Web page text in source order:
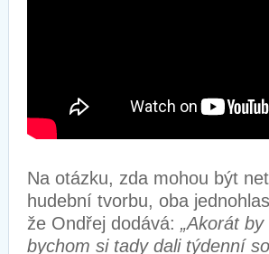
Na otázku, zda mohou být
hudební tvorbu, oba
že Ondřej dodává: „Akorát
bychom si tady dali týdenní